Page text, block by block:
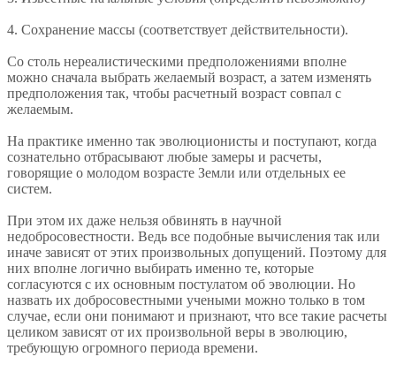
4. Сохранение массы (соответствует действительности).
Со столь нереалистическими предположениями вполне
можно сначала выбрать желаемый возраст, а затем изменять
предположения так, чтобы расчетный возраст совпал с
желаемым.
На практике именно так эволюционисты и поступают, когда
сознательно отбрасывают любые замеры и расчеты,
говорящие о молодом возрасте Земли или отдельных ее
систем.
При этом их даже нельзя обвинять в научной
недобросовестности. Ведь все подобные вычисления так или
иначе зависят от этих произвольных допущений. Поэтому для
них вполне логично выбирать именно те, которые
согласуются с их основным постулатом об эволюции. Но
назвать их добросовестными учеными можно только в том
случае, если они понимают и признают, что все такие расчеты
целиком зависят от их произвольной веры в эволюцию,
требующую огромного периода времени.